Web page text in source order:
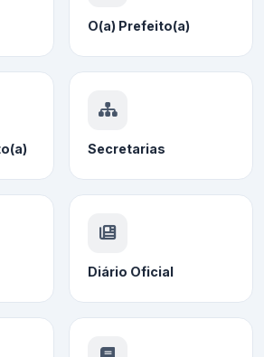
O(a) Prefeito(a)
Secretarias
Diário Oficial